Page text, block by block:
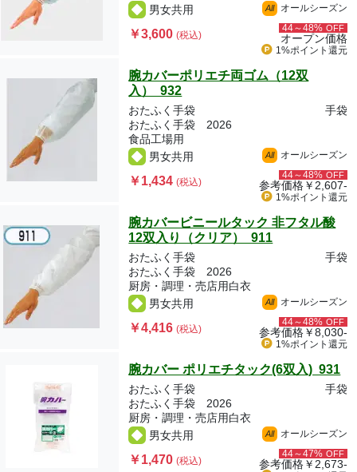
男女共用
All オールシーズン
￥3,600(税込)
44～48% OFF
オープン価格
1%ポイント 還元
腕カバーポリエチ両ゴム（12双
入） 932
おたふく手袋
手袋
おたふく手袋 2026
食品工場用
男女共用
All オールシーズン
￥1,434(税込)
44～48% OFF
参考価格￥2,607-
1%ポイント 還元
腕カバービニールタック 非フタル酸
12双入り（クリア） 911
おたふく手袋
手袋
おたふく手袋 2026
厨房・調理・売店用白衣
男女共用
All オールシーズン
￥4,416(税込)
44～48% OFF
参考価格￥8,030-
1%ポイント 還元
腕カバー ポリエチタック(6双入) 931
おたふく手袋
手袋
おたふく手袋 2026
厨房・調理・売店用白衣
男女共用
All オールシーズン
￥1,470(税込)
44～47% OFF
参考価格￥2,673-